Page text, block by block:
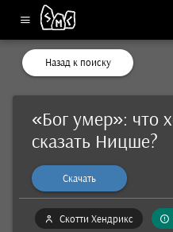
Назад к поиску
«Бог умер»: что
сказать Ницше?
Скачать
Скотти Хендрикс